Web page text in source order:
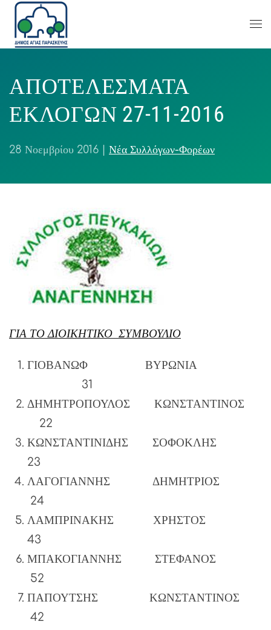
ΑΠΟΤΕΛΕΣΜΑΤΑ
ΕΚΛΟΓΩΝ 27-11-2016
28 Νοεμβρίου 2016 Νέα Συλλόγων-Φορέων
ΓΙΑ ΤΟ ΔΙΟΙΚΗΤΙΚΟ ΣΥΜΒΟΥΛΙΟ
ΓΙΟΒΑΝΩΦ ΒΥΡΩΝΙΑ
31
ΔΗΜΗΤΡΟΠΟΥΛΟΣ ΚΩΝΣΤΑΝΤΙΝΟΣ
22
ΚΩΝΣΤΑΝΤΙΝΙΔΗΣ ΣΟΦΟΚΛΗΣ
23
ΛΑΓΟΓΙΑΝΝΗΣ ΔΗΜΗΤΡΙΟΣ
24
ΛΑΜΠΡΙΝΑΚΗΣ ΧΡΗΣΤΟΣ
43
ΜΠΑΚΟΓΙΑΝΝΗΣ ΣΤΕΦΑΝΟΣ
52
ΠΑΠΟΥΤΣΗΣ ΚΩΝΣΤΑΝΤΙΝΟΣ
42